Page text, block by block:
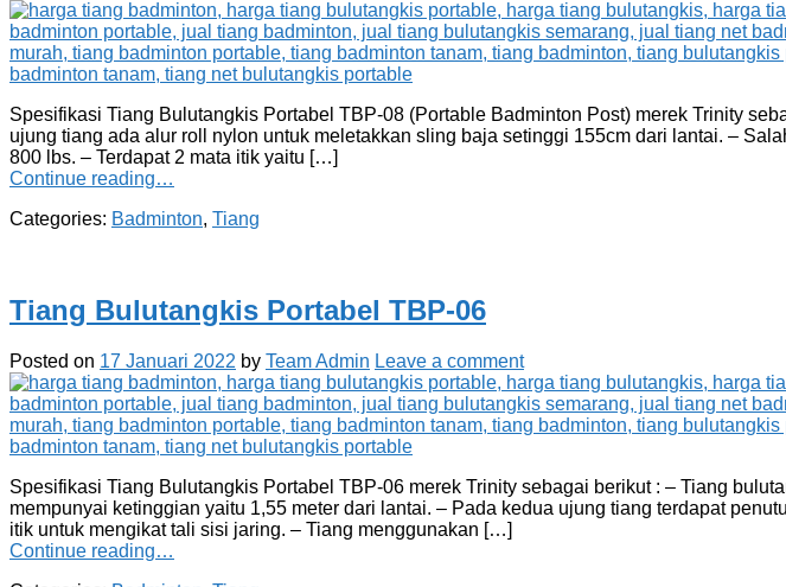
Spesifikasi Tiang Bulutangkis Portabel TBP-08 (Portable Badminton Post) merek Trinity
ujung tiang ada alur roll nylon untuk meletakkan sling baja setinggi 155cm dari lantai. –
800 lbs. – Terdapat 2 mata itik yaitu […]
Continue reading…
Categories: Badminton, Tiang
Tiang Bulutangkis Portabel TBP-06
Posted on 17 Januari 2022 by Team Admin Leave a comment
Spesifikasi Tiang Bulutangkis Portabel TBP-06 merek Trinity sebagai berikut : – Tiang
mempunyai ketinggian yaitu 1,55 meter dari lantai. – Pada kedua ujung tiang terdapat
itik untuk mengikat tali sisi jaring. – Tiang menggunakan […]
Continue reading…